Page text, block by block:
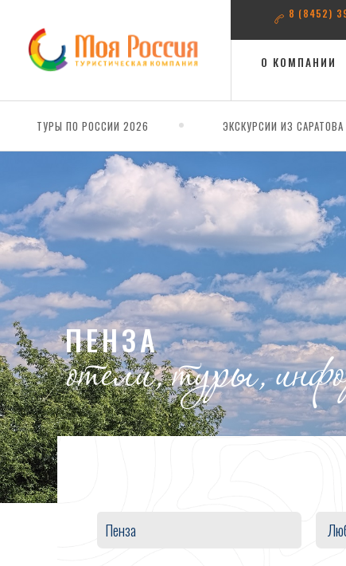
8 (8452)
О КОМПАНИИ
ТУРЫ ПО РОССИИ 2026 ЭКСКУРСИИ ИЗ
ПЕНЗА
отели, туры,